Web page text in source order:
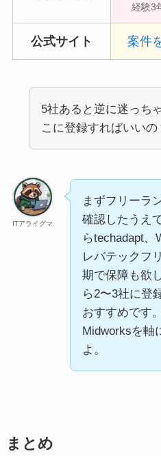
経験3
公式サイト 案件
5社あると逆に迷っち
こに登録すればいいの
ITアライグマ
まずフリーラ
確認したうえ
らtechadapt、
レバテックフ
期で保障も欲
ら2〜3社に登
おすすめです
Midworksを軸
よ。
まとめ